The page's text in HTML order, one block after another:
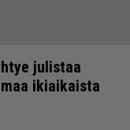
julistaa
ikiaikaista